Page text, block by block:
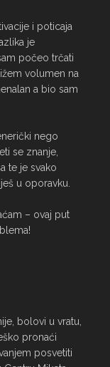
i poticaja
je
počeo trčati
volumen na
a bio sam
nego
se znanje,
te je svako
u oporavku.
– ovaj put
bolovi u vratu,
pronaći
posvetiti